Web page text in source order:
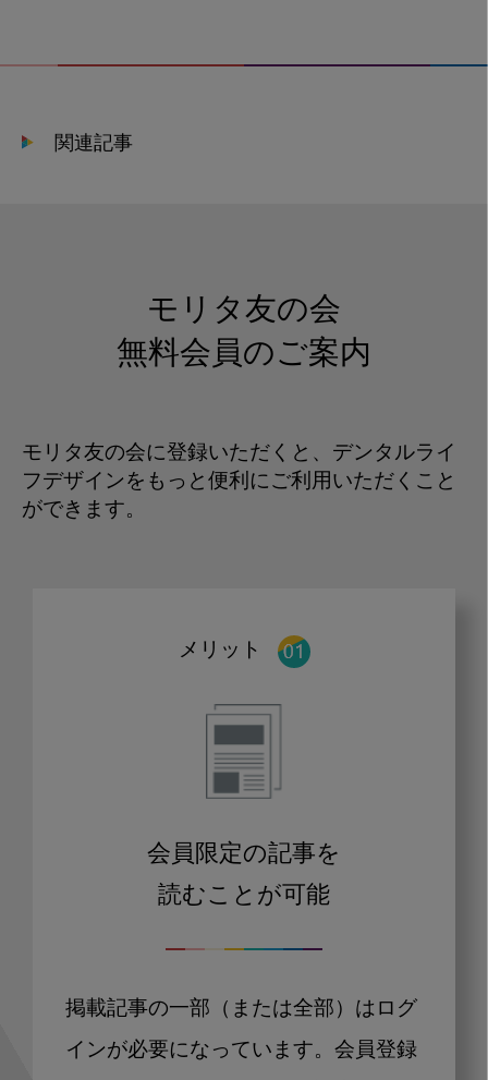
ト
01関連記事
モリタ友の会
無料会員のご案内
モリタ友の会に登録いただくと、デンタルライ
フデザインをもっと便利にご利用いただくこと
ができます。
メリット
会員限定の記事を
読むことが可能
掲載記事の一部（または全部）はログ
インが必要になっています。会員登録